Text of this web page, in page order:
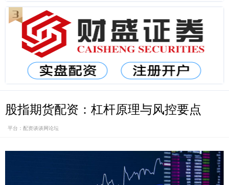
股指期货配资：杠杆原理与风控要点
平台：配资谈谈网论坛